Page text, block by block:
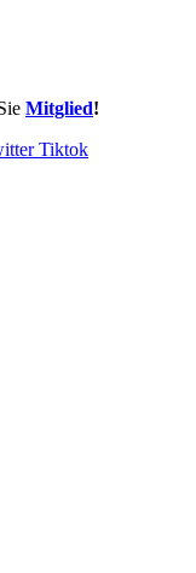
Mitglied!
Tiktok